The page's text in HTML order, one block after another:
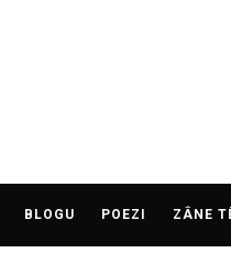
BLOGU POEZI ZÂNE